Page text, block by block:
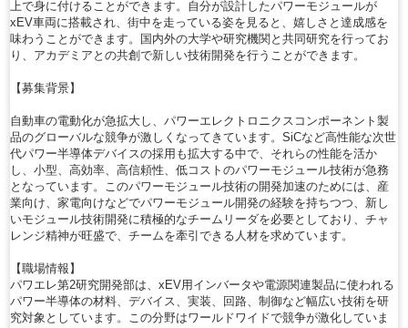
上で身に付けることができます。自分が設計したパワーモジュールが
xEV車両に搭載され、街中を走っている姿を見ると、嬉しさと達成感を
味わうことができます。国内外の大学や研究機関と共同研究を行ってお
り、アカデミアとの共創で新しい技術開発を行うことができます。
【募集背景】
自動車の電動化が急拡大し、パワーエレクトロニクスコンポーネント製
品のグローバルな競争が激しくなってきています。SiCなど高性能な次世
代パワー半導体デバイスの採用も拡大する中で、それらの性能を活か
し、小型、高効率、高信頼性、低コストのパワーモジュール技術が急務
となっています。このパワーモジュール技術の開発加速のためには、産
業向け、家電向けなどでパワーモジュール開発の経験を持ちつつ、新し
いモジュール技術開発に積極的なチームリーダを必要としており、チャ
レンジ精神が旺盛で、チームを牽引できる人材を求めています。
【職場情報】
パワエレ第2研究開発部は、xEV用インバータや電源関連製品に使われる
パワー半導体の材料、デバイス、実装、回路、制御など幅広い技術を研
究対象としています。この分野はワールドワイドで競争が激化していま